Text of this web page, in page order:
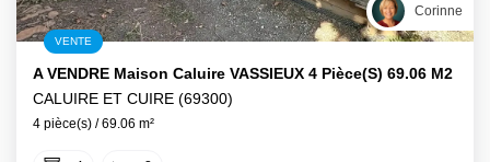
Corinne
VENTE
A VENDRE Maison Caluire VASSIEUX 4 Pièce(s) 69.06 M2
CALUIRE ET CUIRE (69300)
4 pièce(s) / 69.06 m²